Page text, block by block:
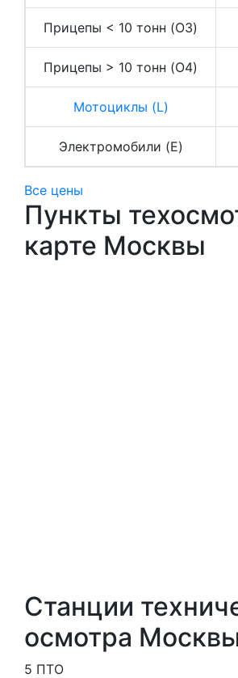
Прицепы < 10 тонн (O3)
Прицепы > 10 тонн (O4)
Мотоциклы (L)
Электромобили (E)
Все цены
Пункты
карте Москвы
Станции
осмотра
5 ПТО